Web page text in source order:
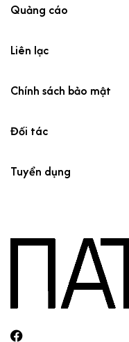
Quảng cáo
Liên lạc
Chính sách bảo mật
Đối tác
Tuyển dụng